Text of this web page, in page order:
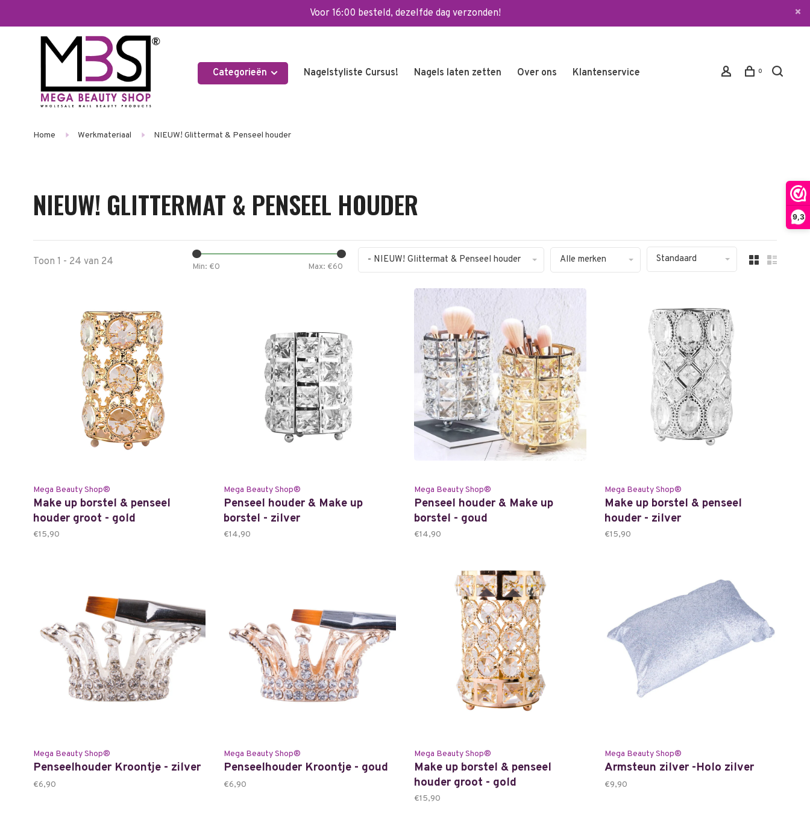
9,3
Voor 16:00 besteld, dezelfde dag verzonden!
Categorieën Nagelstyliste Cursus! Nagels laten zetten Over ons Klantenservice 0
Home Werkmateriaal NIEUW! Glittermat & Penseel houder
NIEUW! GLITTERMAT & PENSEEL HOUDER
Toon 1 - 24 van 24 Min: €0 Max: €60
- NIEUW! Glittermat & Penseel houder Alle merken Standaard
Mega Beauty Shop®
Make up borstel & penseel
houder groot - gold
€15,90
Mega Beauty Shop®
Penseel houder & Make up
borstel - zilver
€14,90
Mega Beauty Shop®
Penseel houder & Make up
borstel - goud
€14,90
Mega Beauty Shop®
Make up borstel & penseel
houder - zilver
€15,90
Mega Beauty Shop®
Penseelhouder Kroontje - zilver
€6,90
Mega Beauty Shop®
Penseelhouder Kroontje - goud
€6,90
Mega Beauty Shop®
Make up borstel & penseel
houder groot - gold
€15,90
Mega Beauty Shop®
Armsteun zilver -Holo zilver
€9,90